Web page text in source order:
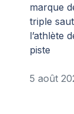
marque
triple
l’athlète
piste
5 août